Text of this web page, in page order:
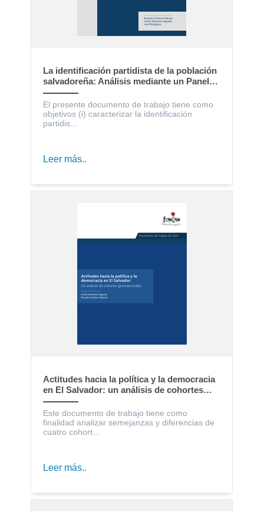
La identificación partidista de la población
salvadoreña: Análisis mediante un Panel
Electoral
El presente documento de trabajo tiene como
objetivos (i) caracterizar la identificación
partidis...
Leer más..
Actitudes hacia la política y la democracia
en El Salvador: un análisis de cohortes
generacionales
Este documento de trabajo tiene como
finalidad analizar semejanzas y diferencias de
cuatro cohort...
Leer más..